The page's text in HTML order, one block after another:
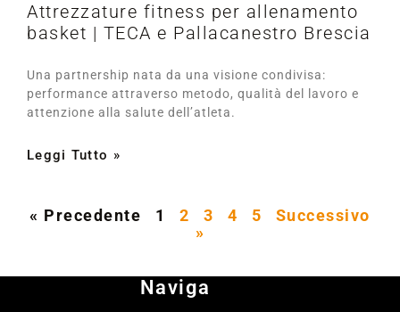
Attrezzature fitness per allenamento
basket | TECA e Pallacanestro Brescia
Una partnership nata da una visione condivisa:
performance attraverso metodo, qualità del lavoro e
attenzione alla salute dell’atleta.
Leggi Tutto »
« Precedente 1 2 3 4 5
Successivo
»
Naviga